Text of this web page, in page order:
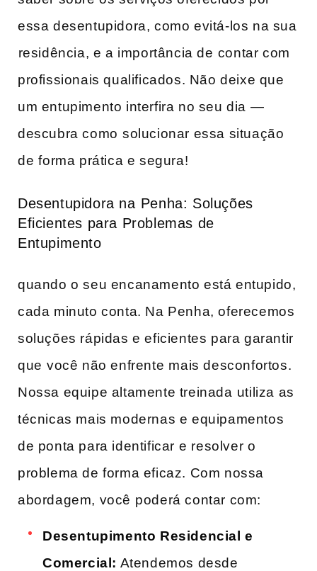
essa desentupidora, como evitá-los‍ na sua
⁤residência, e a importância de⁤ contar com
profissionais qualificados. Não deixe que
um entupimento ‍interfira no seu dia — ​
descubra como ⁢solucionar essa situação
de ⁤forma prática e segura!
Desentupidora na ⁤Penha: Soluções
Eficientes para Problemas de
Entupimento
quando o seu encanamento está entupido,
​cada minuto conta. Na Penha, oferecemos
soluções rápidas e eficientes para‌ garantir
que ⁢você não enfrente ⁣mais desconfortos.
Nossa equipe altamente treinada⁣ utiliza as
técnicas mais modernas e ‍equipamentos
de ponta para identificar ⁣e resolver o
problema‍ de forma eficaz. ​Com nossa
abordagem, você ⁢poderá contar com:
Desentupimento Residencial e
Comercial: Atendemos‌ desde